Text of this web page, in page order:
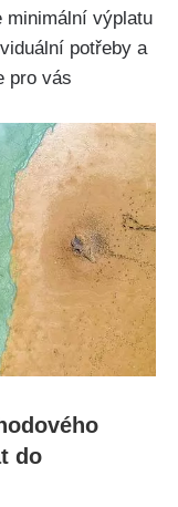
minimální výplatu
potřeby a
pro vás
do